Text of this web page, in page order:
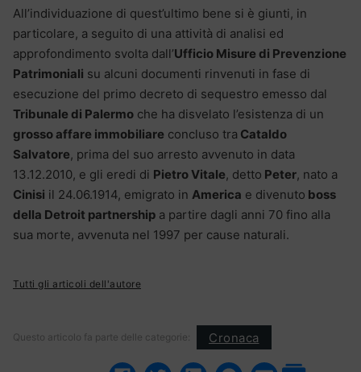
All’individuazione di quest’ultimo bene si è giunti, in
particolare, a seguito di una attività di analisi ed
approfondimento svolta dall’Ufficio Misure di Prevenzione
Patrimoniali su alcuni documenti rinvenuti in fase di
esecuzione del primo decreto di sequestro emesso dal
Tribunale di Palermo che ha disvelato l’esistenza di un
grosso affare immobiliare concluso tra Cataldo
Salvatore, prima del suo arresto avvenuto in data
13.12.2010, e gli eredi di Pietro Vitale, detto Peter, nato a
Cinisi il 24.06.1914, emigrato in America e divenuto boss
della Detroit partnership a partire dagli anni 70 fino alla
sua morte, avvenuta nel 1997 per cause naturali.
Tutti gli articoli dell'autore
Questo articolo fa parte delle categorie: Cronaca